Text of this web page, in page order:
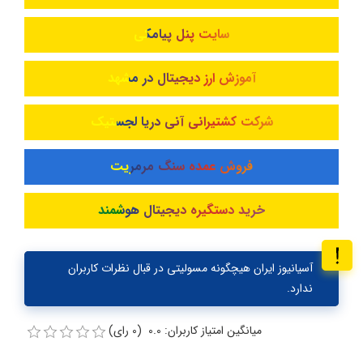
سایت پنل پیامکی
آموزش ارز دیجیتال در مشهد
شرکت کشتیرانی آنی دریا لجستیک
فروش عمده سنگ مرمریت
خرید دستگیره دیجیتال هوشمند
آسیانیوز ایران هیچگونه مسولیتی در قبال نظرات کاربران
ندارد.
میانگین امتیاز کاربران: 0.0 (0 رای)